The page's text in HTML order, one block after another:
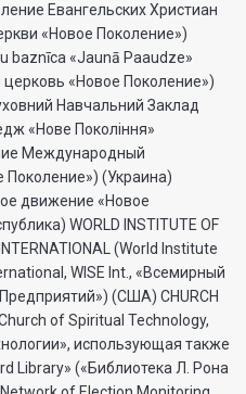
Евангельских Христиан
«Новое Поколение»)
baznīca «Jaunā Paaudze»
церковь «Новое Поколение»)
Навчальний Заклад
«Нове Покоління»
Международный
(Украина)
движение «Новое
WORLD INSTITUTE OF
(World Institute
WISE Int., «Всемирный
(США) CHURCH
of Spiritual Technology,
использующая также
Library» («Библиотека Л. Рона